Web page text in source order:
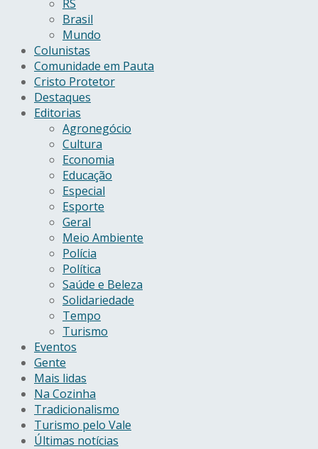
RS
Brasil
Mundo
Colunistas
Comunidade em Pauta
Cristo Protetor
Destaques
Editorias
Agronegócio
Cultura
Economia
Educação
Especial
Esporte
Geral
Meio Ambiente
Polícia
Política
Saúde e Beleza
Solidariedade
Tempo
Turismo
Eventos
Gente
Mais lidas
Na Cozinha
Tradicionalismo
Turismo pelo Vale
Últimas notícias